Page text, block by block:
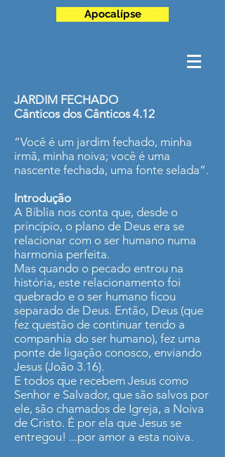
Apocalípse
JARDIM FECHADO
Cânticos dos Cânticos 4.12
“Você é um jardim fechado, minha
irmã, minha noiva; você é uma
nascente fechada, uma fonte selada”.
Introdução
A Bíblia nos conta que, desde o
princípio, o plano de Deus era se
relacionar com o ser humano numa
harmonia perfeita.
Mas quando o pecado entrou na
história, este relacionamento foi
quebrado e o ser humano ficou
separado de Deus. Então, Deus (que
fez questão de continuar tendo a
companhia do ser humano), fez uma
ponte de ligação conosco, enviando
Jesus (João 3.16).
E todos que recebem Jesus como
Senhor e Salvador, que são salvos por
ele, são chamados de Igreja, a Noiva
de Cristo. É por ela que Jesus se
entregou! ...por amor a esta noiva.